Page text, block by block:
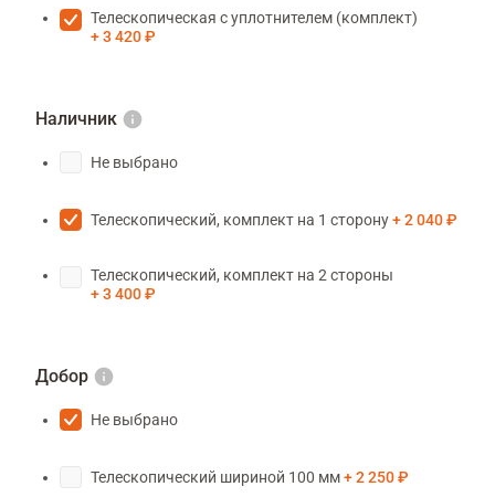
Телескопическая с уплотнителем (комплект)
3 420 ₽
Наличник
Не выбрано
Телескопический, комплект на 1 сторону 2 040 ₽
Телескопический, комплект на 2 стороны
3 400 ₽
Добор
Не выбрано
Телескопический шириной 100 мм 2 250 ₽